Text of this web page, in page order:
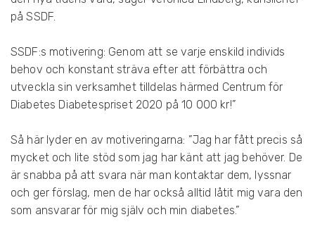
på SSDF.
SSDF:s motivering: Genom att se varje enskild individs
behov och konstant sträva efter att förbättra och
utveckla sin verksamhet tilldelas härmed Centrum för
Diabetes Diabetespriset 2020 på 10 000 kr!”
Så här lyder en av motiveringarna: ”Jag har fått precis så
mycket och lite stöd som jag har känt att jag behöver. De
är snabba på att svara när man kontaktar dem, lyssnar
och ger förslag, men de har också alltid låtit mig vara den
som ansvarar för mig själv och min diabetes.”